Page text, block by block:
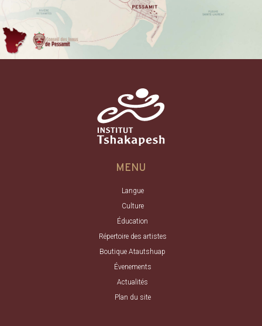
MENU
Langue
Culture
Éducation
Répertoire des artistes
Boutique Atautshuap
Évenements
Actualités
Plan du site